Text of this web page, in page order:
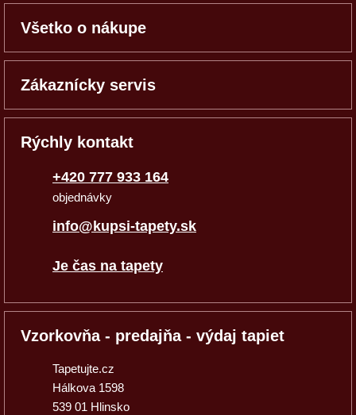
Všetko o nákupe
Zákaznícky servis
Rýchly kontakt
+420 777 933 164
objednávky
info@kupsi-tapety.sk
Je čas na tapety
Vzorkovňa - predajňa - výdaj tapiet
Tapetujte.cz
Hálkova 1598
539 01 Hlinsko